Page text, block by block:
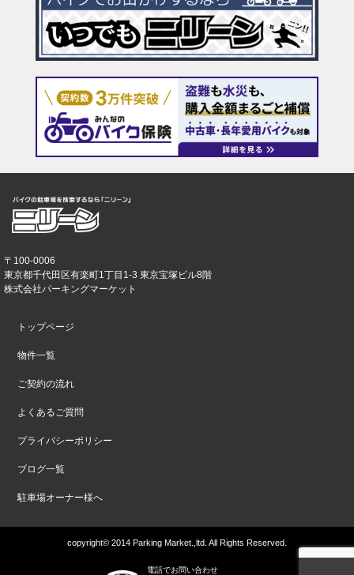
〒100-0006
東京都千代田区有楽町1丁目1-3 東京宝塚ビル8階
株式会社パーキングマーケット
トップページ
物件一覧
ご契約の流れ
よくあるご質問
プライバシーポリシー
ブログ一覧
駐車場オーナー様へ
copyright© 2014 Parking Market.,ltd. All Rights Reserved.
電話でお問い合わせ